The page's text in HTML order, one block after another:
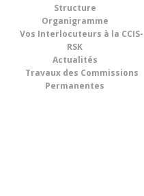
Jun
une
d'affaires
Dans le cadre
relations...
08
Jun
« World
on Digital
thème : «
Territorial
Across
Structure
Organigramme
Vos Interlocuteurs à la CCIS-
RSK
Actualités
Travaux des Commissions
Permanentes